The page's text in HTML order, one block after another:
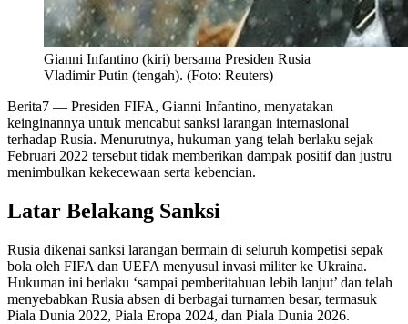
Gianni Infantino (kiri) bersama Presiden Rusia
Vladimir Putin (tengah). (Foto: Reuters)
Berita7 — Presiden FIFA, Gianni Infantino, menyatakan
keinginannya untuk mencabut sanksi larangan internasional
terhadap Rusia. Menurutnya, hukuman yang telah berlaku sejak
Februari 2022 tersebut tidak memberikan dampak positif dan justru
menimbulkan kekecewaan serta kebencian.
Latar Belakang Sanksi
Rusia dikenai sanksi larangan bermain di seluruh kompetisi sepak
bola oleh FIFA dan UEFA menyusul invasi militer ke Ukraina.
Hukuman ini berlaku ‘sampai pemberitahuan lebih lanjut’ dan telah
menyebabkan Rusia absen di berbagai turnamen besar, termasuk
Piala Dunia 2022, Piala Eropa 2024, dan Piala Dunia 2026.